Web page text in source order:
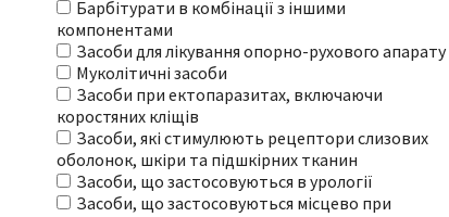
Барбітурати в комбінації з іншими
компонентами
Засоби для лікування опорно-рухового апарату
Муколітичні засоби
Засоби при ектопаразитах, включаючи
коростяних кліщів
Засоби, які стимулюють рецептори слизових
оболонок, шкіри та підшкірних тканин
Засоби, що застосовуються в урології
Засоби, що застосовуються місцево при